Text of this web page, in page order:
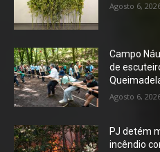
Agosto 6,
Campo
de
Agosto 6,
PJ detém
incêndio